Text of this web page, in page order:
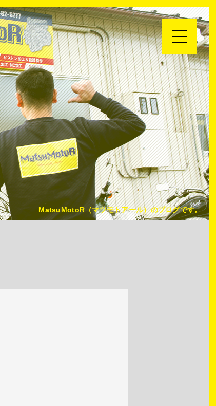
MatsuMotoR（マツモトアール）のブログです。